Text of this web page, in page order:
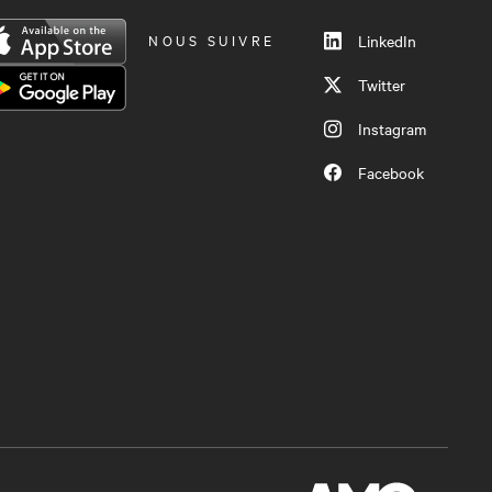
NOUS SUIVRE
LinkedIn
Twitter
Instagram
Facebook